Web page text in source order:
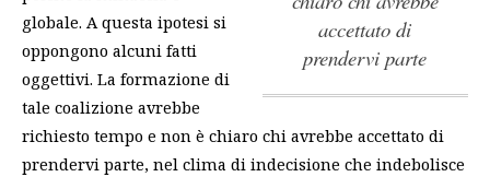
accettato di
prendervi parte
globale. A questa ipotesi si
oppongono alcuni fatti
oggettivi. La formazione di
tale coalizione avrebbe
richiesto tempo e non è chiaro chi avrebbe accettato di
prendervi parte, nel clima di indecisione che indebolisce